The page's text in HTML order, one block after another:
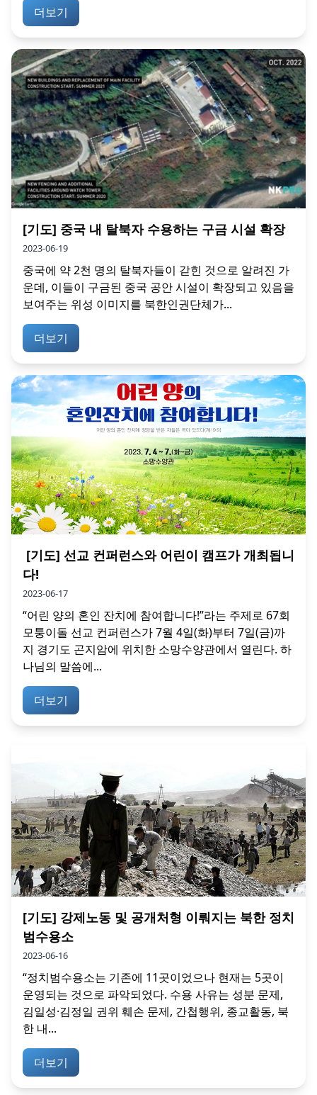
더보기
[기도] 중국 내 탈북자 수용하는 구금 시설 확장
2023-06-19
중국에 약 2천 명의 탈북자들이 갇힌 것으로 알려진 가
운데, 이들이 구금된 중국 공안 시설이 확장되고 있음을
보여주는 위성 이미지를 북한인권단체가...
더보기
[기도] 선교 컨퍼런스와 어린이 캠프가 개최됩니
다!
2023-06-17
“어린 양의 혼인 잔치에 참여합니다!”라는 주제로 67회
모퉁이돌 선교 컨퍼런스가 7월 4일(화)부터 7일(금)까
지 경기도 곤지암에 위치한 소망수양관에서 열린다. 하
나님의 말씀에...
더보기
[기도] 강제노동 및 공개처형 이뤄지는 북한 정치
범수용소
2023-06-16
“정치범수용소는 기존에 11곳이었으나 현재는 5곳이
운영되는 것으로 파악되었다. 수용 사유는 성분 문제,
김일성·김정일 권위 훼손 문제, 간첩행위, 종교활동, 북
한 내...
더보기